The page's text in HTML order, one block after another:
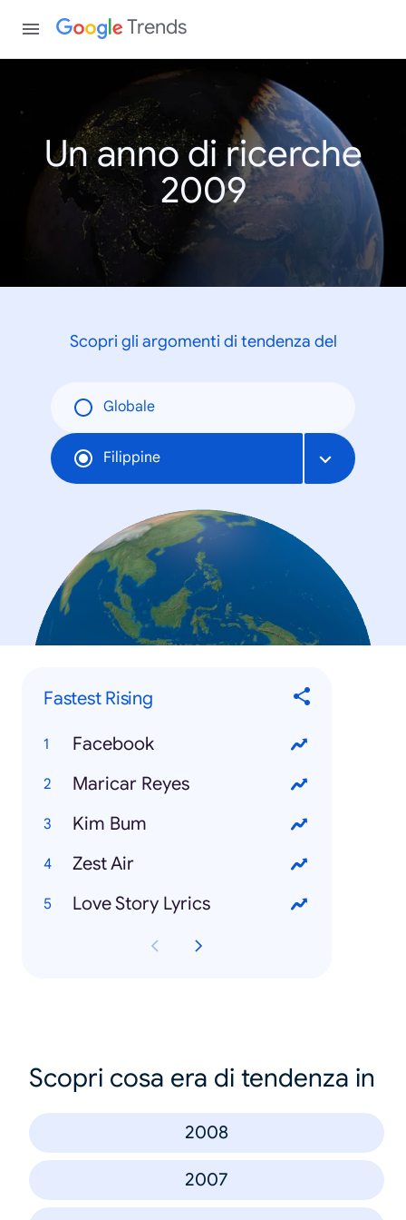
Trends
Un anno di ricerche
2009
Scopri gli argomenti di tendenza del
Globale
Filippine
Fastest Rising
Facebook
Maricar Reyes
Kim Bum
Zest Air
Love Story Lyrics
Scopri cosa era di tendenza in
2008
2007